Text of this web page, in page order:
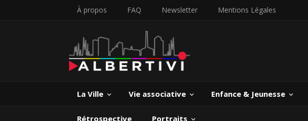
À propos FAQ Newsletter Mentions Légales
La Ville Vie associative Enfance & Jeunesse
Rétrospective Portraits